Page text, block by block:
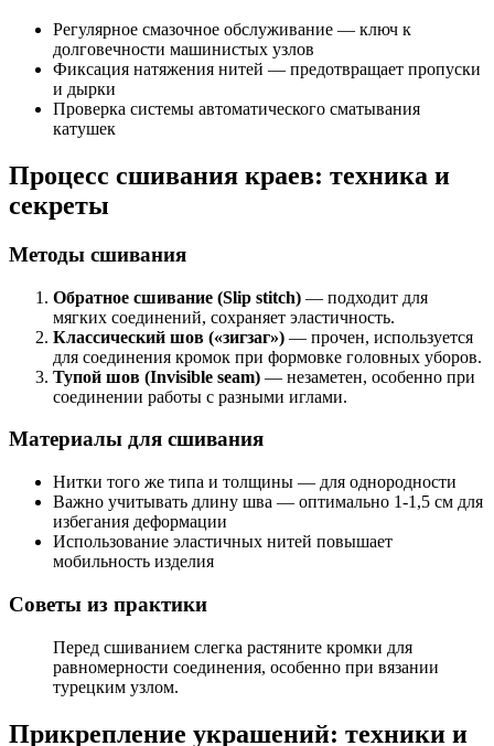
Регулярное смазочное обслуживание — ключ к
долговечности машинистых узлов
Фиксация натяжения нитей — предотвращает пропуски
и дырки
Проверка системы автоматического сматывания
катушек
Процесс сшивания краев: техника и
секреты
Методы сшивания
Обратное сшивание (Slip stitch) — подходит для
мягких соединений, сохраняет эластичность.
Классический шов («зигзаг») — прочен, используется
для соединения кромок при формовке головных уборов.
Тупой шов (Invisible seam) — незаметен, особенно при
соединении работы с разными иглами.
Материалы для сшивания
Нитки того же типа и толщины — для однородности
Важно учитывать длину шва — оптимально 1-1,5 см для
избегания деформации
Использование эластичных нитей повышает
мобильность изделия
Советы из практики
Перед сшиванием слегка растяните кромки для
равномерности соединения, особенно при вязании
турецким узлом.
Прикрепление украшений: техники и